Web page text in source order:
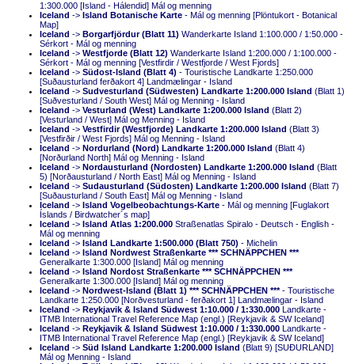
1:300.000 [Island - Hálendid] Mál og menning
Iceland -> Island Botanische Karte - Mál og menning [Plöntukort - Botanical
Map]
Iceland -> Borgarfjördur (Blatt 11) Wanderkarte Island 1:100.000 / 1:50.000 -
Sérkort - Mál og menning
Iceland -> Westfjorde (Blatt 12) Wanderkarte Island 1:200.000 / 1:100.000 -
Sérkort - Mál og menning [Vestfirdir / Westfjorde / West Fjords]
Iceland -> Südost-Island (Blatt 4) - Touristische Landkarte 1:250.000
[Suðausturland ferðakort 4] Landmælingar - Island
Iceland -> Sudvesturland (Südwesten) Landkarte 1:200.000 Island (Blatt 1)
[Suðvesturland / South West] Mál og Menning - Island
Iceland -> Vesturland (West) Landkarte 1:200.000 Island (Blatt 2)
[Vesturland / West] Mál og Menning - Island
Iceland -> Vestfirdir (Westfjorde) Landkarte 1:200.000 Island (Blatt 3)
[Vestfirðir / West Fjords] Mál og Menning - Island
Iceland -> Nordurland (Nord) Landkarte 1:200.000 Island (Blatt 4)
[Norðurland North] Mál og Menning - Island
Iceland -> Nordausturland (Nordosten) Landkarte 1:200.000 Island (Blatt
5) [Norðausturland / North East] Mál og Menning - Island
Iceland -> Sudausturland (Südosten) Landkarte 1:200.000 Island (Blatt 7)
[Suðausturland / South East] Mál og Menning - Island
Iceland -> Island Vogelbeobachtungs-Karte - Mál og menning [Fuglakort
Íslands / Birdwatcher´s map]
Iceland -> Island Atlas 1:200.000 Straßenatlas Spiralo - Deutsch - English -
Mál og menning
Iceland -> Island Landkarte 1:500.000 (Blatt 750) - Michelin
Iceland -> Island Nordwest Straßenkarte *** SCHNÄPPCHEN ***
Generalkarte 1:300.000 [Island] Mál og menning
Iceland -> Island Nordost Straßenkarte *** SCHNÄPPCHEN ***
Generalkarte 1:300.000 [Island] Mál og menning
Iceland -> Nordwest-Island (Blatt 1) *** SCHNÄPPCHEN ***- Touristische
Landkarte 1:250.000 [Norðvesturland - ferðakort 1] Landmælingar - Island
Iceland -> Reykjavik & Island Südwest 1:10.000 / 1:330.000 Landkarte -
ITMB International Travel Reference Map (engl.) [Reykjavik & SW Iceland]
Iceland -> Reykjavik & Island Südwest 1:10.000 / 1:330.000 Landkarte -
ITMB International Travel Reference Map (engl.) [Reykjavik & SW Iceland]
Iceland -> Süd Island Landkarte 1:200.000 Island (Blatt 9) [SUÐURLAND]
Mál og Menning - Island